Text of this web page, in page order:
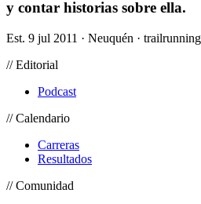
y contar historias sobre ella.
Est. 9 jul 2011 · Neuquén ·
// Editorial
Podcast
// Calendario
Carreras
Resultados
// Comunidad